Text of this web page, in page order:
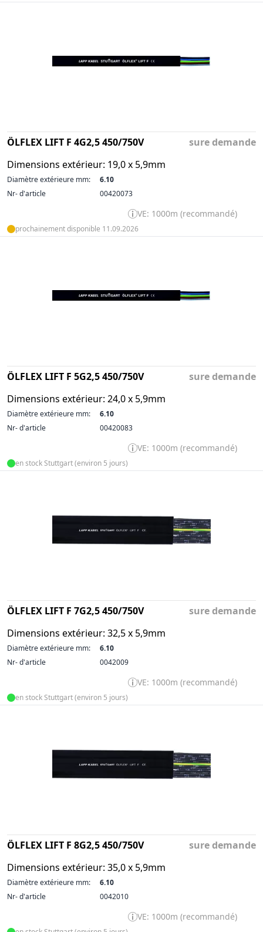
ÖLFLEX LIFT F 4G2,5 450/750V
Dimensions extérieur: 19,0 x 5,9mm
sure demande
Diamètre extérieure mm:
6.10
Nr- d'article
00420073
VE: 1000m (recommandé)
prochainement disponible 11.09.2026
ÖLFLEX LIFT F 5G2,5 450/750V
Dimensions extérieur: 24,0 x 5,9mm
sure demande
Diamètre extérieure mm:
6.10
Nr- d'article
00420083
VE: 1000m (recommandé)
en stock Stuttgart (environ 5 jours)
ÖLFLEX LIFT F 7G2,5 450/750V
Dimensions extérieur: 32,5 x 5,9mm
sure demande
Diamètre extérieure mm:
6.10
Nr- d'article
0042009
VE: 1000m (recommandé)
en stock Stuttgart (environ 5 jours)
ÖLFLEX LIFT F 8G2,5 450/750V
Dimensions extérieur: 35,0 x 5,9mm
sure demande
Diamètre extérieure mm:
6.10
Nr- d'article
0042010
VE: 1000m (recommandé)